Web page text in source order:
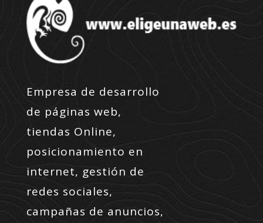
Empresa de desarrollo
de páginas web,
tiendas Online,
posicionamiento en
internet, gestión de
redes sociales,
campañas de anuncios,